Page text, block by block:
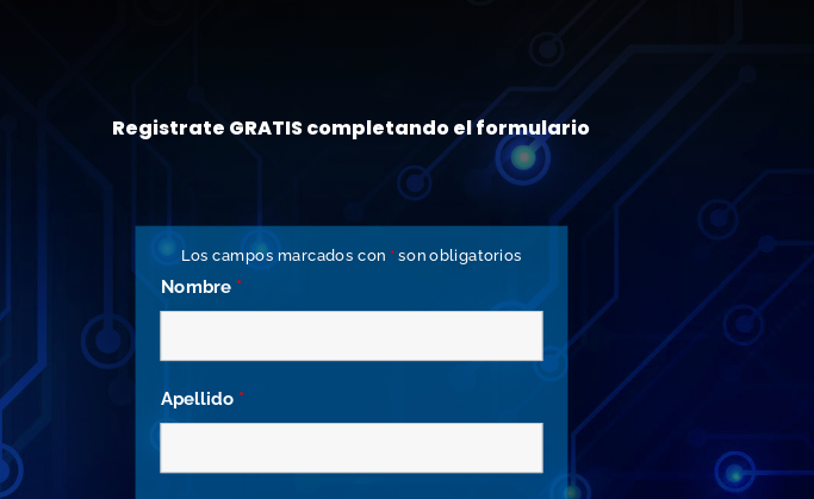
Registrate GRATIS completando el formulario
Los campos marcados con *son obligatorios
Nombre *
Apellido *